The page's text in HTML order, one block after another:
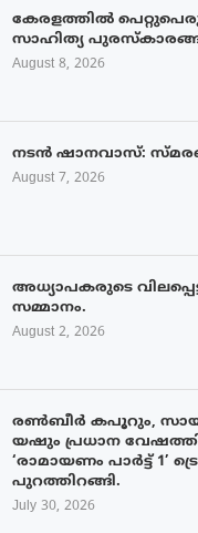
കേരളത്തിൽ
സാഹിത്യ
August 8, 2026
നടൻ ഷാനവാസ്:
August 7, 2026
അധ്യാപകരുടെ
സമ്മാനം.
August 2, 2026
രൺബീർ കപൂറും,
യഷും പ്രധാന
‘രാമായണം പാർട്ട് 1’
പുറത്തിറങ്ങി.
July 30, 2026